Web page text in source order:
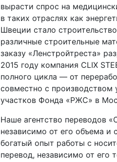
вырасти спрос на
в таких отраслях как
Швеции стало
различные строительные
заказу «Ленстройтреста»
2015 году компания CLIX
полного цикла — от
совместно с производством
участков Фонда «РЖС» в
Наше агентство переводов
независимо от его объема
богатый опыт работы с
перевод, независимо от его